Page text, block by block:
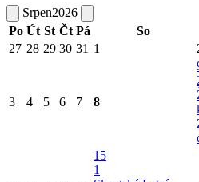
Srpen2026
Po Út St Čt Pá So
27 28 29 30 31 1
3 4 5 6 7 8
15
1